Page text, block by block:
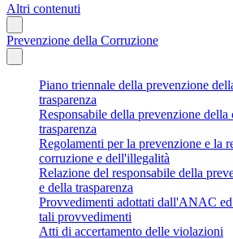
Altri contenuti
Prevenzione della Corruzione
Piano triennale della prevenzione
trasparenza
Responsabile della prevenzione della
trasparenza
Regolamenti per la prevenzione e la
corruzione e dell'illegalità
Relazione del responsabile della
e della trasparenza
Provvedimenti adottati dall'ANAC ed
tali provvedimenti
Atti di accertamento delle violazioni